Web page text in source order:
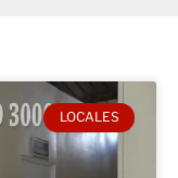
LOCALES